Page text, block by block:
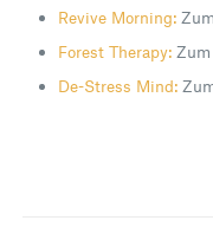
Revive Morning:
Forest Therapy:
De-Stress Mind: